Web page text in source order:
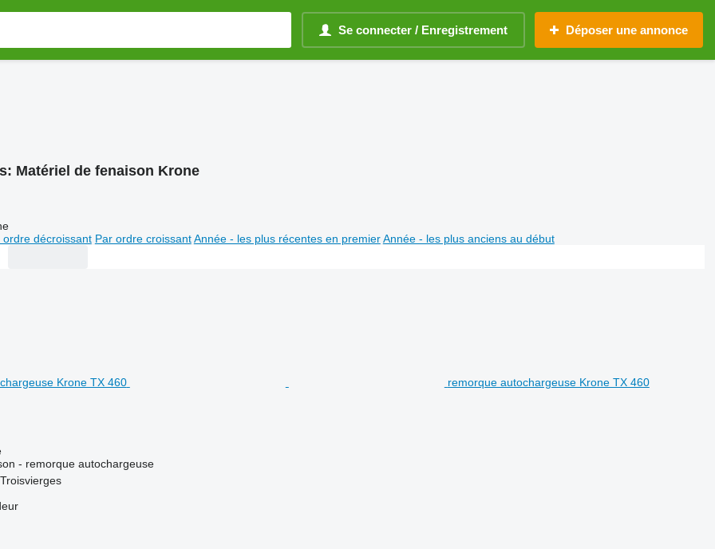
Se connecter / Enregistrement Déposer une annonce
Matériel de fenaison Krone
ordre décroissant Par ordre croissant Année - les plus récentes en premier Année - les plus anciens au début
remorque autochargeuse Krone TX 460
- remorque autochargeuse